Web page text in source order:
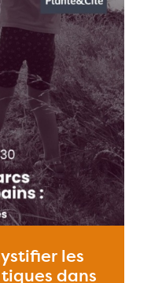
les
dans